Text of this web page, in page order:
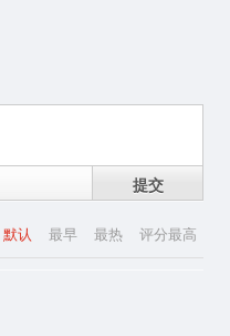
提交
默认 最早 最热 评分最高